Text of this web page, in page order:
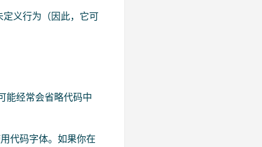
定义行为（因此，它可
能经常会省略代码中
代码字体。如果你在